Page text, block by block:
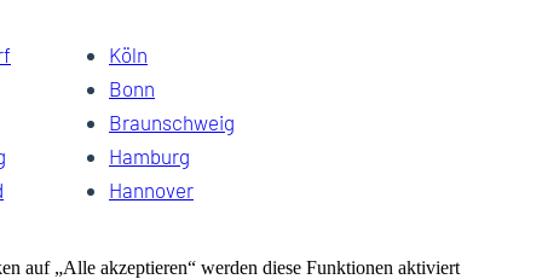
Köln
Bonn
Braunschweig
Hamburg
Hannover